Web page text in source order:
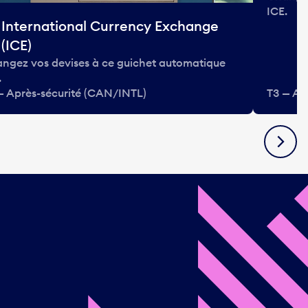
International Currency Exchange
(ICE)
vos devises à ce guichet automatique
Après-sécurité (CAN/INTL)
ICE.
T3 —